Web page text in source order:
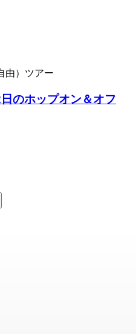
由）ツアー
のホップオン＆オフ